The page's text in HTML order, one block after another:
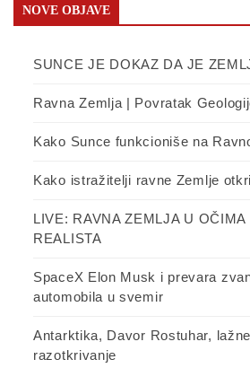
NOVE OBJAVE
SUNCE JE DOKAZ DA JE
Ravna Zemlja | Povratak
Kako Sunce funkcioniše na
Kako istražitelji ravne Zemlje
LIVE: RAVNA ZEMLJA U
REALISTA
SpaceX Elon Musk i prevara
automobila u svemir
Antarktika, Davor Rostuhar,
razotkrivanje